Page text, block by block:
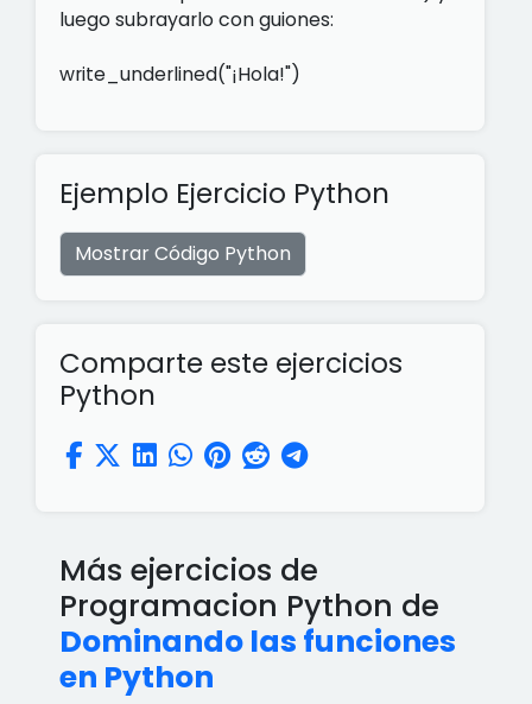
luego subrayarlo con guiones:
write_underlined("¡Hola!")
Ejemplo Ejercicio Python
Mostrar Código Python
Comparte este ejercicios
Python
Más ejercicios de
Programacion Python de
Dominando las funciones
en Python